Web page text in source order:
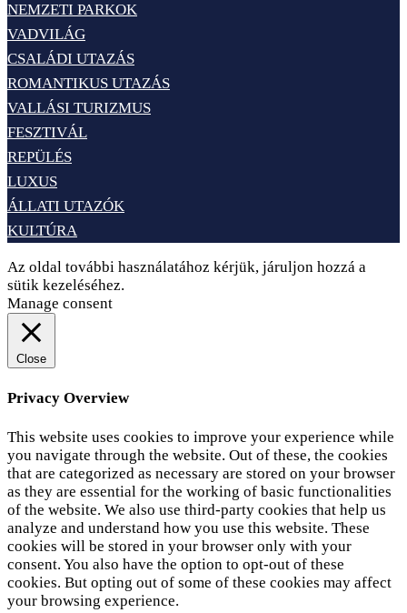
NEMZETI PARKOK
VADVILÁG
CSALÁDI UTAZÁS
ROMANTIKUS UTAZÁS
VALLÁSI TURIZMUS
FESZTIVÁL
REPÜLÉS
LUXUS
ÁLLATI UTAZÓK
KULTÚRA
Az oldal további használatához kérjük, járuljon hozzá a
sütik kezeléséhez.
Manage consent
Close
Privacy Overview
This website uses cookies to improve your experience while
you navigate through the website. Out of these, the cookies
that are categorized as necessary are stored on your browser
as they are essential for the working of basic functionalities
of the website. We also use third-party cookies that help us
analyze and understand how you use this website. These
cookies will be stored in your browser only with your
consent. You also have the option to opt-out of these
cookies. But opting out of some of these cookies may affect
your browsing experience.